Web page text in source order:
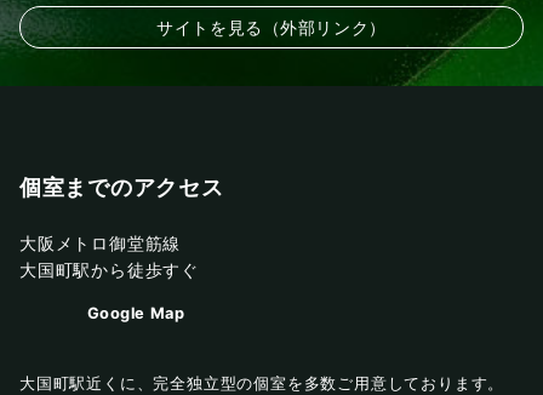
サイトを見る（外部リンク）
個室までのアクセス
大阪メトロ御堂筋線
大国町駅から徒歩すぐ
Google Map
大国町駅近くに、完全独立型の個室を多数ご用意しております。